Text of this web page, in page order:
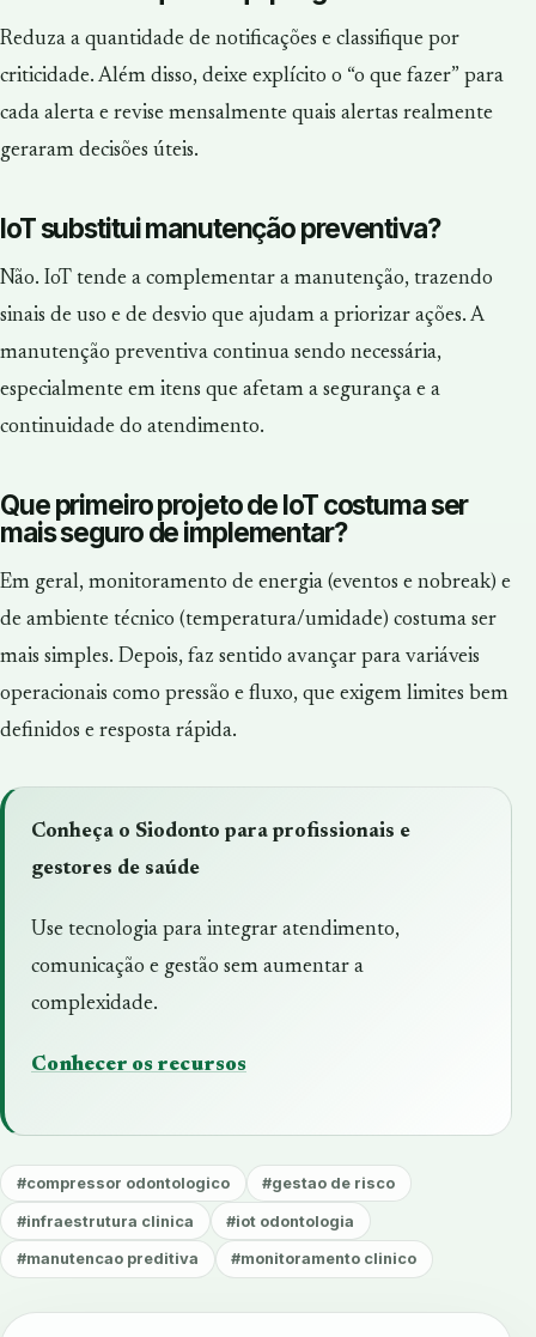
Reduza a quantidade de notificações e classifique por
criticidade. Além disso, deixe explícito o “o que fazer” para
cada alerta e revise mensalmente quais alertas realmente
geraram decisões úteis.
IoT substitui manutenção preventiva?
Não. IoT tende a complementar a manutenção, trazendo
sinais de uso e de desvio que ajudam a priorizar ações. A
manutenção preventiva continua sendo necessária,
especialmente em itens que afetam a segurança e a
continuidade do atendimento.
Que primeiro projeto de IoT costuma ser
mais seguro de implementar?
Em geral, monitoramento de energia (eventos e nobreak) e
de ambiente técnico (temperatura/umidade) costuma ser
mais simples. Depois, faz sentido avançar para variáveis
operacionais como pressão e fluxo, que exigem limites bem
definidos e resposta rápida.
Conheça o Siodonto para profissionais e
gestores de saúde
Use tecnologia para integrar atendimento,
comunicação e gestão sem aumentar a
complexidade.
Conhecer os recursos
#compressor odontologico #gestao de risco
#infraestrutura clinica #iot odontologia
#manutencao preditiva #monitoramento clinico